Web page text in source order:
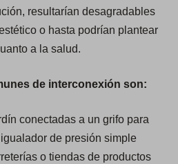
resultarían desagradables
o hasta podrían plantear
a la salud.
de interconexión son:
conectadas a un grifo para
de presión simple
o tiendas de productos